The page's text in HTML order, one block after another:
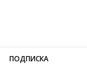
Материал
Высота каблука
ПОДПИСКА